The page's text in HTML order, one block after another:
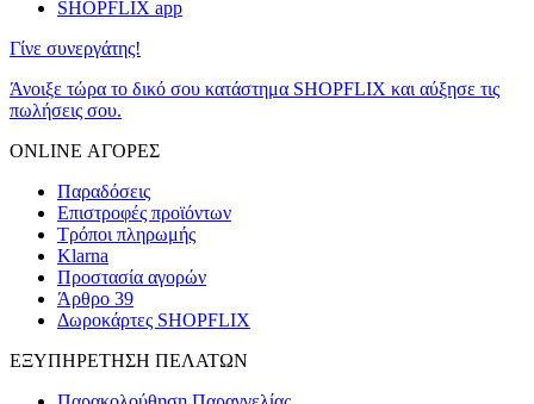
SHOPFLIX app
Γίνε συνεργάτης!
Άνοιξε τώρα το δικό σου κατάστημα SHOPFLIX και αύξησε τις
πωλήσεις σου.
ONLINE ΑΓΟΡΕΣ
Παραδόσεις
Επιστροφές προϊόντων
Τρόποι πληρωμής
Klarna
Προστασία αγορών
Άρθρο 39
Δωροκάρτες SHOPFLIX
ΕΞΥΠΗΡΕΤΗΣΗ ΠΕΛΑΤΩΝ